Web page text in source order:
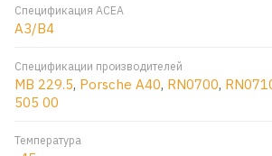
Спецификация ACEA
A3/B4
Спецификации производителей
MB 229.5, Porsche A40, RN0700,
505 00
Температура